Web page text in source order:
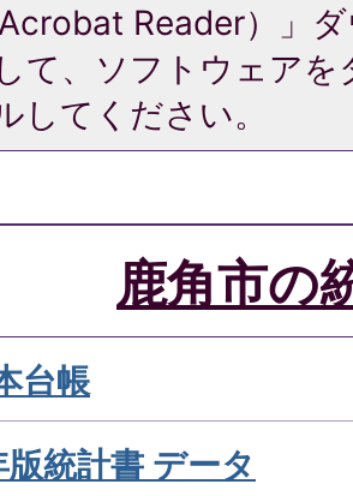
Reader）」
て、ソフトウェア
してください。
鹿角市の
台帳
統計書 データ